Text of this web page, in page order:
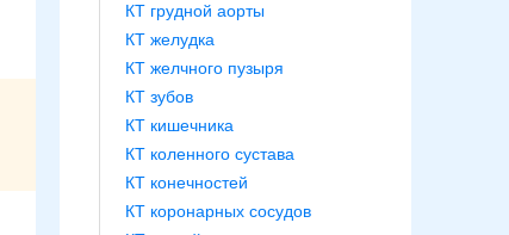
КТ грудной аорты
КТ желудка
КТ желчного пузыря
КТ зубов
КТ кишечника
КТ коленного сустава
КТ конечностей
КТ коронарных сосудов